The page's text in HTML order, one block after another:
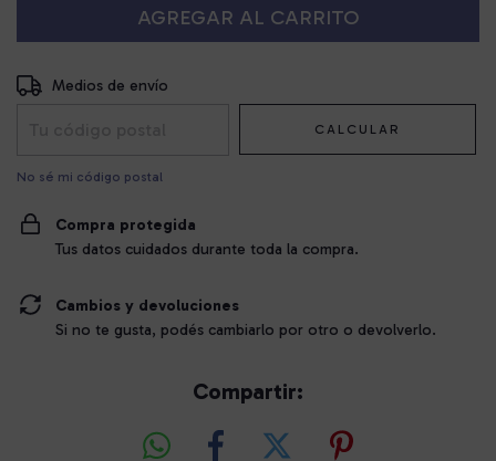
Entregas para el CP:
Medios de envío
CALCULAR
No sé mi código postal
Compra protegida
Tus datos cuidados durante toda la compra.
Cambios y devoluciones
Si no te gusta, podés cambiarlo por otro o devolverlo.
Compartir: